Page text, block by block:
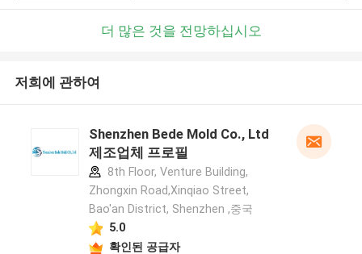
더 많은 것을 전망하십시오
저희에 관하여
Shenzhen Bede Mold Co., Ltd
제조업체 프로필
8th Floor, Venture Building,
Zhongxin Road,Xinqiao Street,
Bao'an District, Shenzhen ,중국
5.0
확인된 공급자